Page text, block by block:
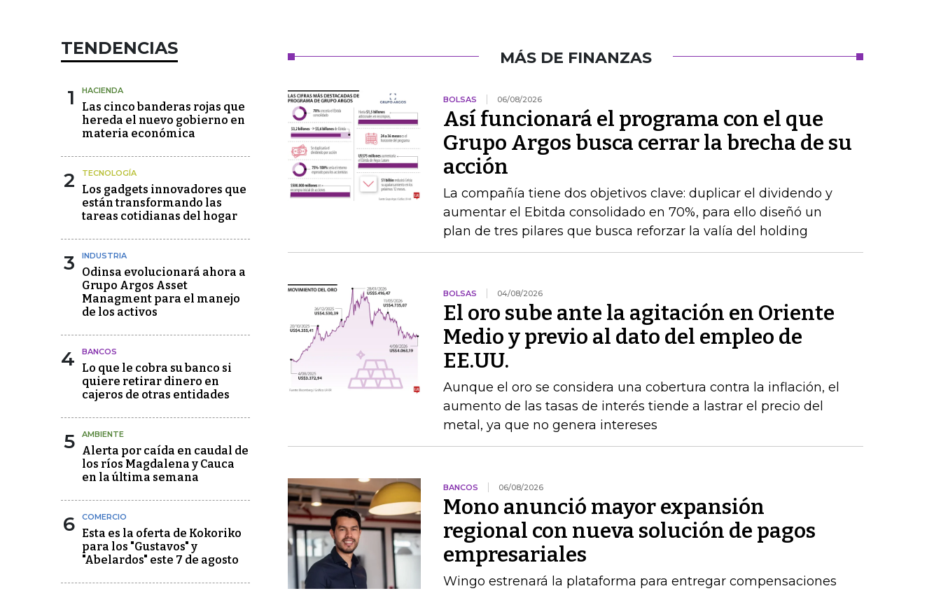
TENDENCIAS
1 HACIENDA
Las cinco banderas rojas que
hereda el nuevo gobierno en
materia económica
2 TECNOLOGÍA
Los gadgets innovadores que
están transformando las
tareas cotidianas del hogar
3 INDUSTRIA
Odinsa evolucionará ahora a
Grupo Argos Asset
Managment para el manejo
de los activos
4 BANCOS
Lo que le cobra su banco si
quiere retirar dinero en
cajeros de otras entidades
5 AMBIENTE
Alerta por caída en caudal de
los ríos Magdalena y Cauca
en la última semana
6 COMERCIO
Esta es la oferta de Kokoriko
para los "Gustavos" y
"Abelardos" este 7 de agosto
MÁS DE FINANZAS
BOLSAS 06/08/2026
Así funcionará el programa con el que
Grupo Argos busca cerrar la brecha de su
acción
La compañía tiene dos objetivos clave: duplicar el dividendo y
aumentar el Ebitda consolidado en 70%, para ello diseñó un
plan de tres pilares que busca reforzar la valía del holding
BOLSAS 04/08/2026
El oro sube ante la agitación en Oriente
Medio y previo al dato del empleo de
EE.UU.
Aunque el oro se considera una cobertura contra la inflación, el
aumento de las tasas de interés tiende a lastrar el precio del
metal, ya que no genera intereses
BANCOS 06/08/2026
Mono anunció mayor expansión
regional con nueva solución de pagos
empresariales
Wingo estrenará la plataforma para entregar compensaciones